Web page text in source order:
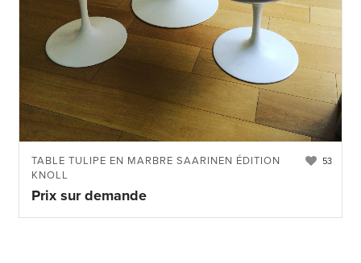
53
TABLE TULIPE EN MARBRE SAARINEN ÉDITION
KNOLL
Prix sur demande